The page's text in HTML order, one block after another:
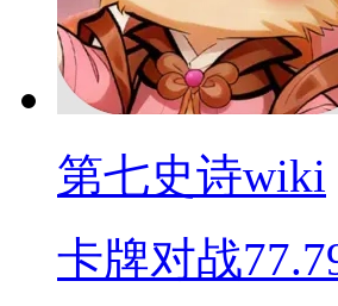
第七史诗wiki
卡牌对战